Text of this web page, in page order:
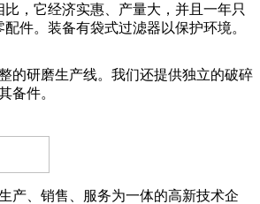
比，它经济实惠、产量大，并且一年只
件。装备有袋式过滤器以保护环境。
的研磨生产线。我们还提供独立的破碎
备件。
产、销售、服务为一体的高新技术企